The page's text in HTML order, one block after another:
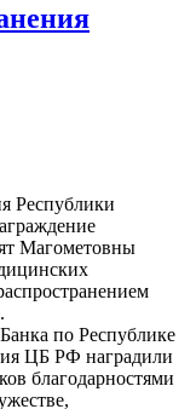
Республики
Магометовны
по Республике
ЦБ РФ наградили
благодарностями